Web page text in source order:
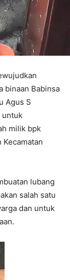
binaan Babinsa
Agus S
untuk
milik bpk
lubang
salah satu
dan untuk